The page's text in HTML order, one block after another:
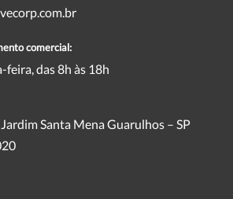
comercial:
feira, das 8h às 18h
Santa Mena Guarulhos – SP